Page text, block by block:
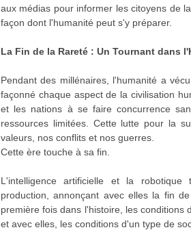
aux médias pour informer les citoyens de
façon dont l'humanité peut s'y préparer.
La Fin de la Rareté : Un Tournant dans
Pendant des millénaires, l'humanité a
façonné chaque aspect de la civilisation
et les nations à se faire concurrence
ressources limitées. Cette lutte pour la
valeurs, nos conflits et nos guerres.
Cette ère touche à sa fin.
L'intelligence artificielle et la robotique
production, annonçant avec elles la fin
première fois dans l'histoire, les
et avec elles, les conditions d'un type de